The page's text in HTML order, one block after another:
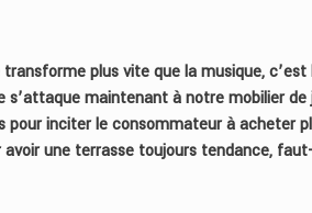
plus vite que la musique,
s’attaque maintenant à notre mobilier
pour inciter le consommateur à acheter
une terrasse toujours tendance,